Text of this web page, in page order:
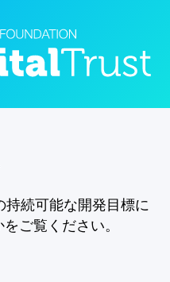
持続可能な開発目標に
ご覧ください。